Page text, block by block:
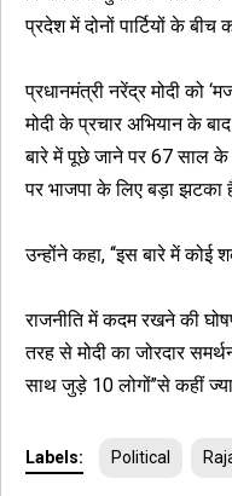
प्रदेश में दोनों पार्टियों के
प्रधानमंत्री नरेंद्र मोदी को
मोदी के प्रचार अभियान के
बारे में पूछे जाने पर 67 साल के
पर भाजपा के लिए बड़ा झटका
उन्होंने कहा, ‘‘इस बारे में कोई
राजनीति में कदम रखने की
तरह से मोदी का जोरदार
साथ जुड़े 10 लोगों’’से कहीं
Labels: Political